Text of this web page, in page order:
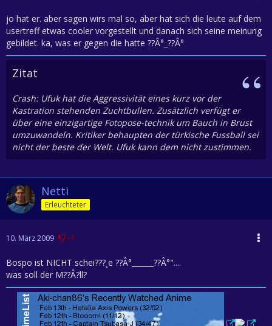
jo hat er. aber sagen wirs mal so, aber hat sich die leute auf dem
usertreff etwas cooler vorgestellt und danach sich seine meinung
gebildet. ka, was er gegen die hatte ??Â°_??Â°
Zitat
Crash: Ufuk hat die Aggressivität eines kurz vor der
Kastration stehenden Zuchtbullen. Zusätzlich verfügt er
über eine einzigartige Fotopose-technik um Bauch in Brust
umzuwandeln. Kritiker behaupten der türkische Fussball sei
nicht der beste der Welt. Ufuk kann dem nicht zustimmen.
Netti
Erleuchteter
10. März 2009 −1
Bospo ist NICHT schei???¸e ??Â°______??Â°"....
was soll der M??Â?ll?